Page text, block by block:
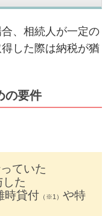
、相続人が一定の
した際は納税が猶
の要件
ていた
した
時貸付 （※1） や特